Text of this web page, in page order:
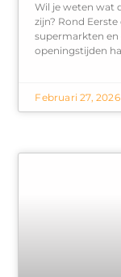
Wil je weten wat
zijn? Rond
supermarkten en
openingstijden
Februari 27, 2026